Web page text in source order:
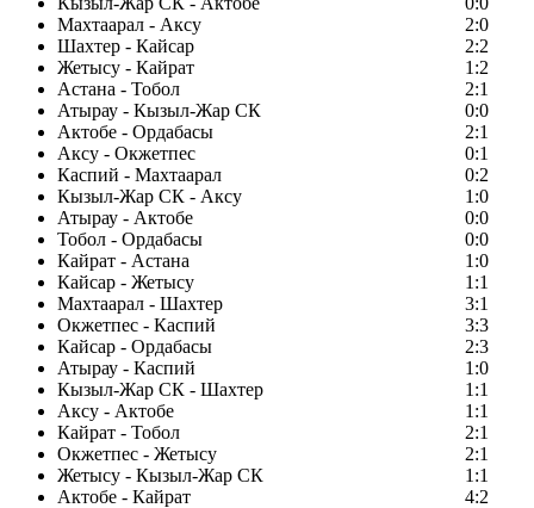
Махтаарал - Аксу
2:0
Шахтер - Кайсар
2:2
Жетысу - Кайрат
1:2
Астана - Тобол
2:1
Атырау - Кызыл-Жар СК
0:0
Актобе - Ордабасы
2:1
Аксу - Окжетпес
0:1
Каспий - Махтаарал
0:2
Кызыл-Жар СК - Аксу
1:0
Атырау - Актобе
0:0
Тобол - Ордабасы
0:0
Кайрат - Астана
1:0
Кайсар - Жетысу
1:1
Махтаарал - Шахтер
3:1
Окжетпес - Каспий
3:3
Кайсар - Ордабасы
2:3
Атырау - Каспий
1:0
Кызыл-Жар СК - Шахтер
1:1
Аксу - Актобе
1:1
Кайрат - Тобол
2:1
Окжетпес - Жетысу
2:1
Жетысу - Кызыл-Жар СК
1:1
Актобе - Кайрат
4:2